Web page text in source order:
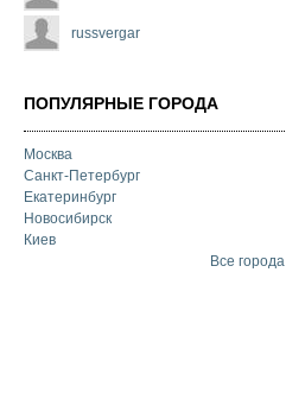
russvergar
ПОПУЛЯРНЫЕ ГОРОДА
Москва
Санкт-Петербург
Екатеринбург
Новосибирск
Киев
Все города